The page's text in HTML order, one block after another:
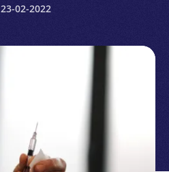
23-02-2022